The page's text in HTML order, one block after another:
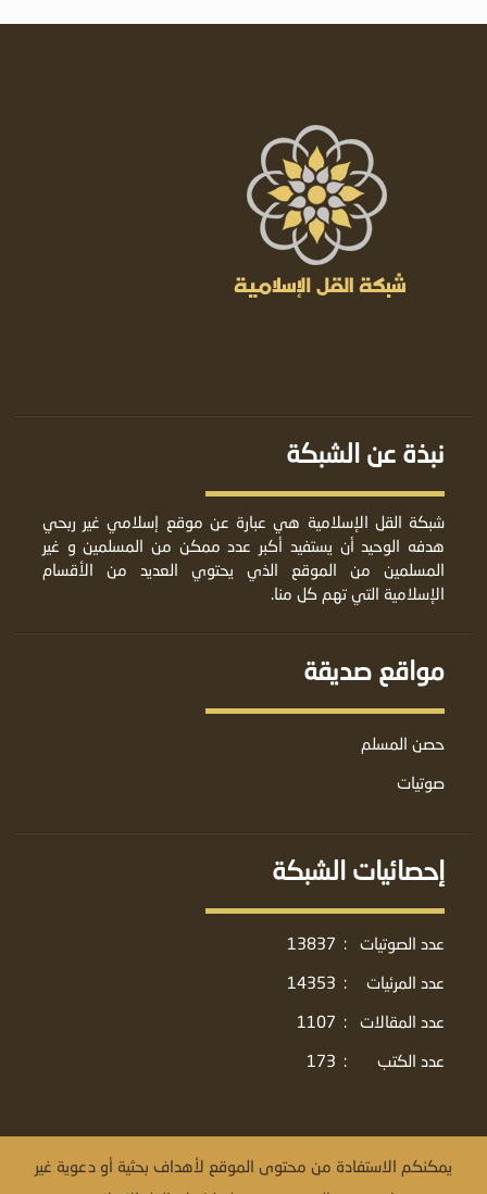
نبذة عن الشبكة
شبكة القل الإسلامية هي عبارة عن موقع إسلامي غير ربحي
هدفه الوحيد أن يستفيد أكبر عدد ممكن من المسلمين و غير
المسلمين من الموقع الذي يحتوي العديد من الأقسام
الإسلامية التي تهم كل منا.
مواقع صديقة
حصن المسلم
صوتيات
إحصائيات الشبكة
عدد الصوتيات :
13837
عدد المرئيات
:
14353
عدد المقالات
:
1107
عدد الكتب
:
173
يمكنكم الاستفادة من محتوى الموقع لأهداف بحثية أو دعوية غير